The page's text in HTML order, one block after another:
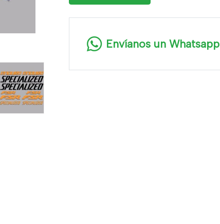
Envíanos un Whatsapp